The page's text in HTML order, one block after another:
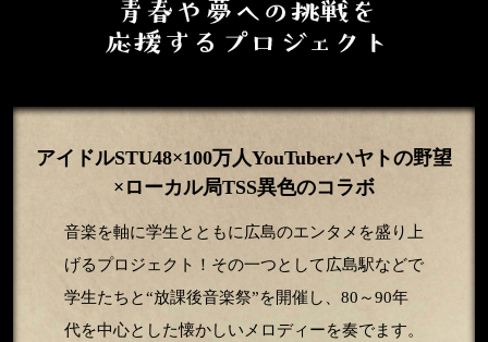
アイドルSTU48×100万人YouTuberハヤトの野望
×ローカル局TSS異色のコラボ
音楽を軸に学生とともに広島のエンタメを盛り上
げるプロジェクト！その一つとして広島駅などで
学生たちと“放課後音楽祭”を開催し、80～90年
代を中心とした懐かしいメロディーを奏でます。